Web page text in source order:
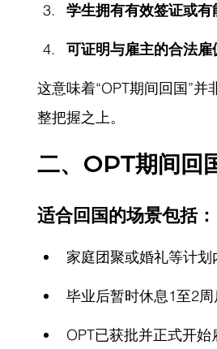
学生拥有有效签证或
可证明与雇主的合法
这意味着“OPT期间回国”
整把握之上。
二、OPT期间回
适合回国的场景包括：
家庭团聚或婚礼等计划
毕业后暂时休息1至2周
OPT已获批并正式开始